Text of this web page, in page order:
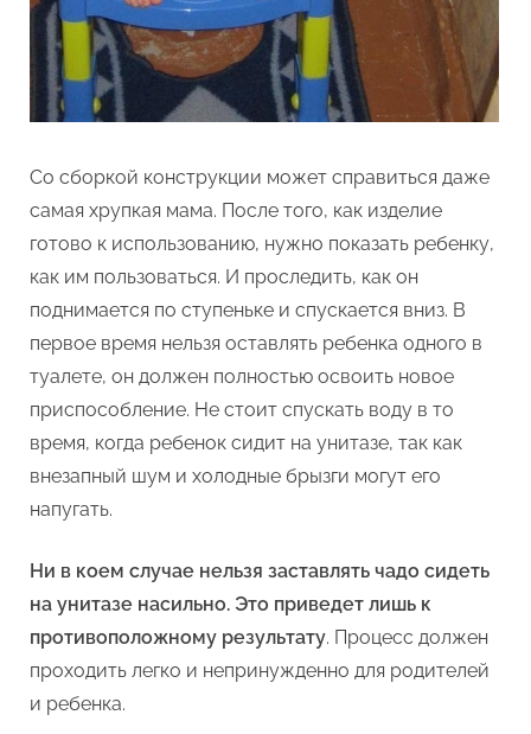
Со сборкой конструкции может справиться даже
самая хрупкая мама. После того, как изделие
готово к использованию, нужно показать ребенку,
как им пользоваться. И проследить, как он
поднимается по ступеньке и спускается вниз. В
первое время нельзя оставлять ребенка одного в
туалете, он должен полностью освоить новое
приспособление. Не стоит спускать воду в то
время, когда ребенок сидит на унитазе, так как
внезапный шум и холодные брызги могут его
напугать.
Ни в коем случае нельзя заставлять чадо сидеть
на унитазе насильно. Это приведет лишь к
противоположному результату. Процесс должен
проходить легко и непринужденно для родителей
и ребенка.